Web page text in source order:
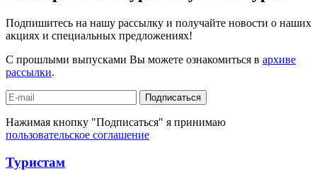
Подпишитесь на нашу рассылку и получайте новости о наших
акциях и специальных предложениях!
С прошлыми выпусками Вы можете ознакомиться в архиве
рассылки.
Подписаться
Нажимая кнопку "Подписаться" я принимаю
пользовательское соглашение
Туристам